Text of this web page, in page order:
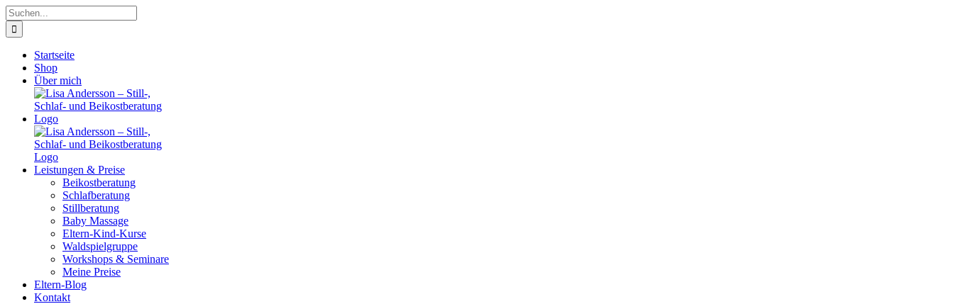
Zum
Inhalt
springen
Suche
nach:
Startseite
Shop
Über mich
Leistungen & Preise
Beikostberatung
Schlafberatung
Stillberatung
Baby Massage
Eltern-Kind-Kurse
Waldspielgruppe
Workshops & Seminare
Meine Preise
Eltern-Blog
Kontakt